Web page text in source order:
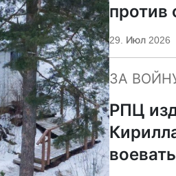
29. Июл 2026
ЗА
РПЦ
воевать